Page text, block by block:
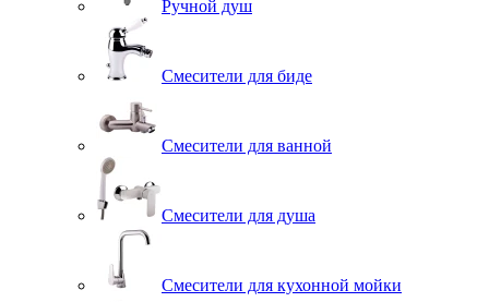
Ручной душ
Смесители для биде
Смесители для ванной
Смесители для душа
Смесители для кухонной мойки